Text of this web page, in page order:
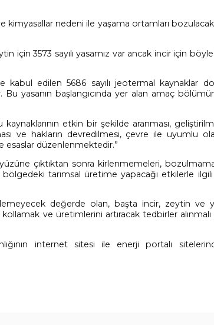
kimyasallar nedeni ile yaşama ortamları
için 3573 sayılı yasamız var ancak incir için
edilen 5686 sayılı jeotermal kaynaklar
yasanın başlangıcında yer alan amaç
etkin bir şekilde aranması,
ve hakların devredilmesi, çevre ile uyumlu
esaslar düzenlenmektedir.”
çıktıktan sonra kirlenmemeleri,
bölgedeki tarımsal üretime yapacağı etkilerle
değerde olan, başta incir, zeytin ve
ve üretimlerini artıracak tedbirler alınmalı
internet sitesi ile enerji portalı